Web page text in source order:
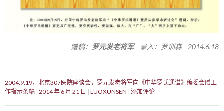
赠稿： 罗元发老将军录入：罗训森 2014.6.18
2004.9.19，北京307医院座谈会，罗元发老将军向《中华罗氏通谱》编委会赠工
作指示条幅 2014 年 6 月 21 日 LUOXUNSEN 添加评论